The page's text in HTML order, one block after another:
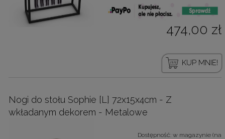
474,00 zł
KUP MNIE!
Nogi do stołu Sophie [L] 72x15x4cm - Z
wkładanym dekorem - Metalowe
Dostępność: w magazynie (na